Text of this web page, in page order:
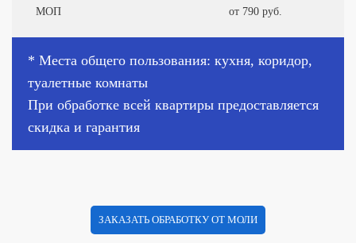
МОП от 790 руб.
* Места общего пользования: кухня, коридор,
туалетные комнаты
При обработке всей квартиры предоставляется
скидка и гарантия
ЗАКАЗАТЬ ОБРАБОТКУ ОТ МОЛИ